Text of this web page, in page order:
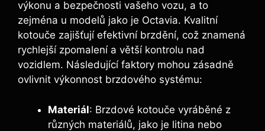
výkonu a bezpečnosti vašeho vozu, a to
zejména u modelů jako je Octavia. Kvalitní
kotouče zajišťují efektivní brzdění, což znamená
rychlejší zpomalení a větší kontrolu nad
vozidlem. Následující faktory mohou zásadně
ovlivnit výkonnost brzdového systému:
Materiál: Brzdové kotouče vyráběné z
různých materiálů, jako je litina nebo